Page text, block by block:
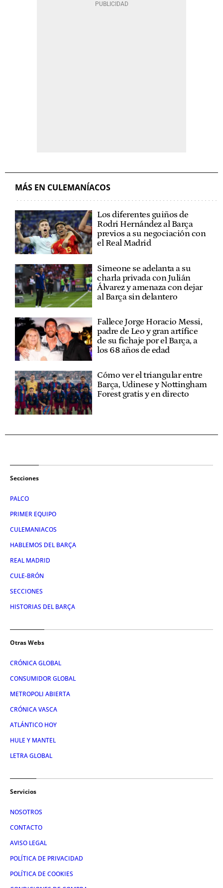
MÁS EN CULEMANÍACOS
Los diferentes guiños de
Rodri Hernández al Barça
previos a su negociación con
el Real Madrid
Simeone se adelanta a su
charla privada con Julián
Álvarez y amenaza con dejar
al Barça sin delantero
Fallece Jorge Horacio Messi,
padre de Leo y gran artífice
de su fichaje por el Barça, a
los 68 años de edad
Cómo ver el triangular entre
Barça, Udinese y Nottingham
Forest gratis y en directo
Secciones
PALCO
PRIMER EQUIPO
CULEMANIACOS
HABLEMOS DEL BARÇA
REAL MADRID
CULE-BRÓN
SECCIONES
HISTORIAS DEL BARÇA
Otras Webs
CRÓNICA GLOBAL
CONSUMIDOR GLOBAL
METROPOLI ABIERTA
CRÓNICA VASCA
ATLÁNTICO HOY
HULE Y MANTEL
LETRA GLOBAL
Servicios
NOSOTROS
CONTACTO
AVISO LEGAL
POLÍTICA DE PRIVACIDAD
POLÍTICA DE COOKIES